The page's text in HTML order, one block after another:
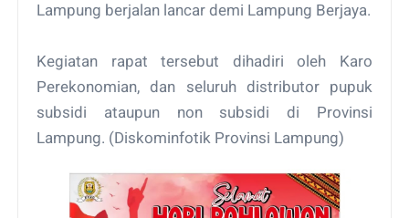
Lampung berjalan lancar demi Lampung Berjaya.
Kegiatan rapat tersebut dihadiri oleh Karo
Perekonomian, dan seluruh distributor pupuk
subsidi ataupun non subsidi di Provinsi
Lampung. (Diskominfotik Provinsi Lampung)